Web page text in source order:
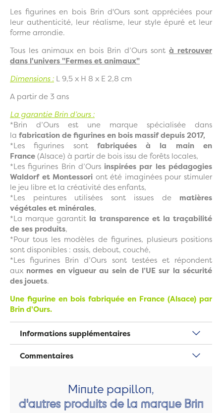
Les figurines en bois Brin d'Ours sont appréciées pour
leur authenticité, leur réalisme, leur style épuré et leur
forme arrondie.
Tous les animaux en bois Brin d’Ours sont à retrouver
dans l'univers "Fermes et animaux"
Dimensions : L 9,5 x H 8 x E 2,8 cm
A partir de 3 ans
La garantie Brin d’ours :
*Brin d’Ours est une marque spécialisée dans
la fabrication de figurines en bois massif depuis 2017,
*Les figurines sont fabriquées à la main en
France(Alsace) à partir de bois issu de forêts locales,
*Les figurines Brin d’Ours inspirées par les pédagogies
Waldorf et Montessori ont été imaginées pour stimuler
le jeu libre et la créativité des enfants,
*Les peintures utilisées sont issues de matières
végétales et minérales,
*La marque garantit la transparence et la traçabilité
de ses produits,
*Pour tous les modèles de figurines, plusieurs positions
sont disponibles : assis, debout, couché,
*Les figurines Brin d’Ours sont testées et répondent
aux normes en vigueur au sein de l’UE sur la sécurité
des jouets.
Une figurine en bois fabriquée en France (Alsace) par
Brin d'Ours.
Informations supplémentaires
Commentaires
Minute papillon,
d'autres produits de la marque Brin